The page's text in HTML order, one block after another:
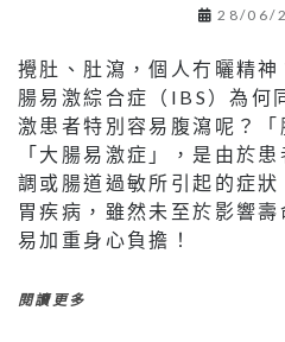
28/06/
攪肚、肚瀉，個人冇曬精
腸易激綜合症（IBS）為何
激患者特別容易腹瀉呢？
「大腸易激症」，是由於
調或腸道過敏所引起的症
胃疾病，雖然未至於影響
易加重身心負擔！
閱讀更多